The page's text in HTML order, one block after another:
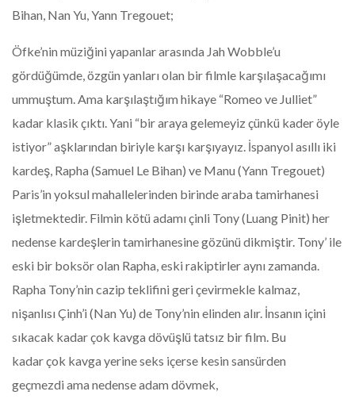
Bihan, Nan Yu, Yann Tregouet;
Öfke’nin müziğini yapanlar arasında Jah Wobble’u
gördüğümde, özgün yanları olan bir filmle karşılaşacağımı
ummuştum. Ama karşılaştığım hikaye “Romeo ve Julliet”
kadar klasik çıktı. Yani “bir araya gelemeyiz çünkü kader öyle
istiyor” aşklarından biriyle karşı karşıyayız. İspanyol asıllı iki
kardeş, Rapha (Samuel Le Bihan) ve Manu (Yann Tregouet)
Paris’in yoksul mahallelerinden birinde araba tamirhanesi
işletmektedir. Filmin kötü adamı çinli Tony (Luang Pinit) her
nedense kardeşlerin tamirhanesine gözünü dikmiştir. Tony’ ile
eski bir boksör olan Rapha, eski rakiptirler aynı zamanda.
Rapha Tony’nin cazip teklifini geri çevirmekle kalmaz,
nişanlısı Çinh’i (Nan Yu) de Tony’nin elinden alır. İnsanın içini
sıkacak kadar çok kavga dövüşlü tatsız bir film. Bu
kadar çok kavga yerine seks içerse kesin sansürden
geçmezdi ama nedense adam dövmek,